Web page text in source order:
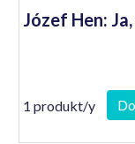
Józef Hen:
1 produkt/y